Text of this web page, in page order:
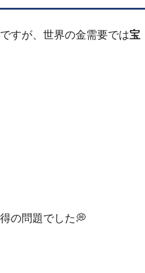
すが、世界の金需要では宝
の問題でした💭